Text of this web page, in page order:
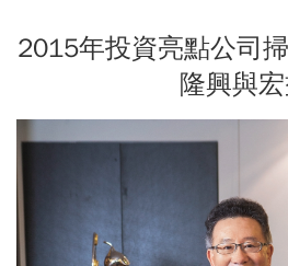
2015年投資亮點公司
隆興與